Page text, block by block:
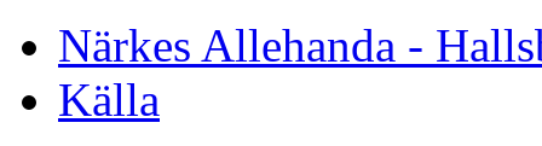
Närkes Allehanda -
Källa